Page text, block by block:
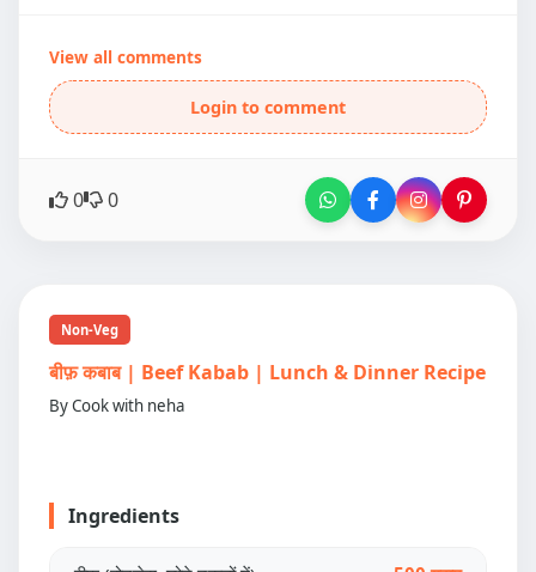
View all comments
Login to comment
0 0
Non-Veg
बीफ़ कबाब | Beef Kabab | Lunch & Dinner Recipe
By Cook with neha
Ingredients